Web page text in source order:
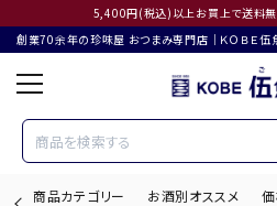
5,400円(税込)以上お買上で送料
創業70余年の珍味屋 おつまみ専門店│ＫＯＢＥ伍
商品カテゴリー お酒別オススメ